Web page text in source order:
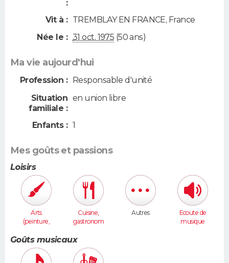
:
Vit à : TREMBLAY EN FRANCE, France
Née le : 31 oct. 1975 (50 ans)
Ma vie aujourd'hui
Profession :
Responsable d'unité
Situation
familiale :
en union libre
Enfants : 1
Mes goûts et passions
Loisirs
Arts
(peinture,
Cuisine,
gastronom
Autres
Ecoute de
musique
Goûts musicaux